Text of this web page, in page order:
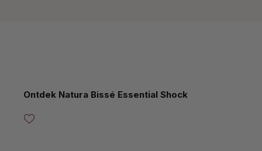
Productgalerij overslaan
Ontdek Natura Bissé Essential Shock